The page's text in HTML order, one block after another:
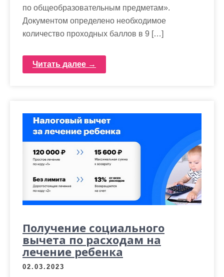
по общеобразовательным предметам».
Документом определено необходимое
количество проходных баллов в 9 […]
Читать далее →
Получение социального
вычета по расходам на
лечение ребенка
02.03.2023